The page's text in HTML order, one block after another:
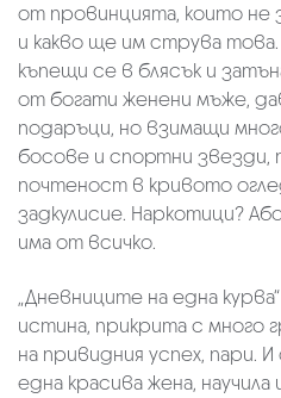
от провинцията, които не
и какво ще им струва
къпещи се в блясък и
от богати женени мъже,
подаръци, но взимащи
босове и спортни звезди,
почтеност в кривото
задкулисие. Наркотици?
има от всичко.
„Дневниците на една
истина, прикрита с много
на привидния успех, пари.
една красива жена,